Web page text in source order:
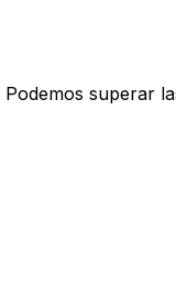
Podemos superar